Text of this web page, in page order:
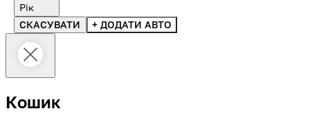
Рік
СКАСУВАТИ
+ ДОДАТИ АВТО
Кошик